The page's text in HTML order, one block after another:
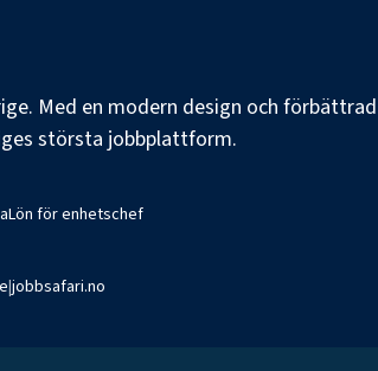
Med en modern design och
största jobbplattform.
Lön för enhetschef
|jobbsafari.no